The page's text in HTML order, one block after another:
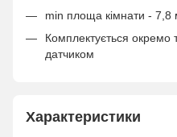
min площа кімнати - 7,8
Комплектується окремо
датчиком
Характеристики